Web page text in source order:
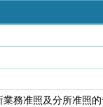
務准照及分所准照